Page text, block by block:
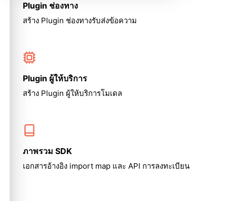
Plugin ช่องทาง
สร้าง Plugin ช่องทางรับส่งข้อความ
Plugin ผู้ให้บริการ
สร้าง Plugin ผู้ให้บริการโมเดล
ภาพรวม SDK
เอกสารอ้างอิง import map และ API การลงทะเบียน
เนื้อหาที่เกี่ยวข้อง